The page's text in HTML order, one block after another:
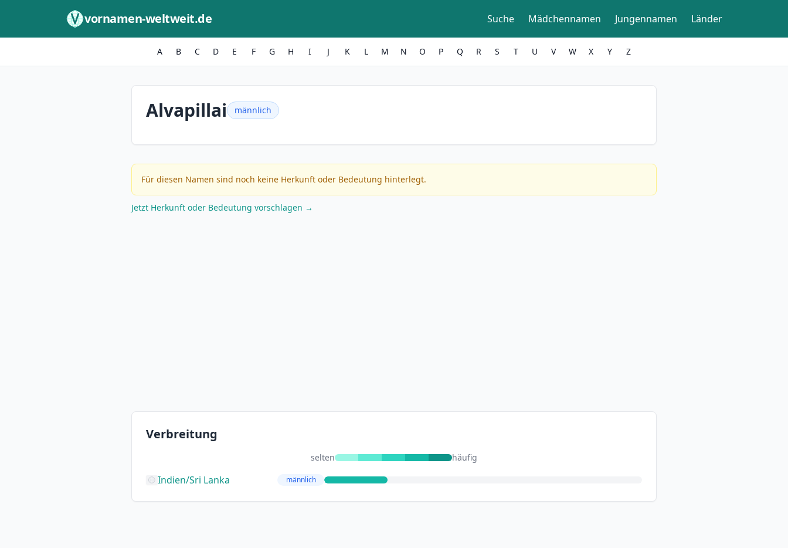
vornamen-weltweit.de Suche Mädchennamen Jungennamen Länder
A B C D E F G H I J K L M N O P Q R S T U V W X Y Z
Alvapillai männlich
Für diesen Namen sind noch keine Herkunft oder Bedeutung hinterlegt.
Jetzt Herkunft oder Bedeutung vorschlagen →
Verbreitung
selten häufig
Indien/Sri Lanka männlich